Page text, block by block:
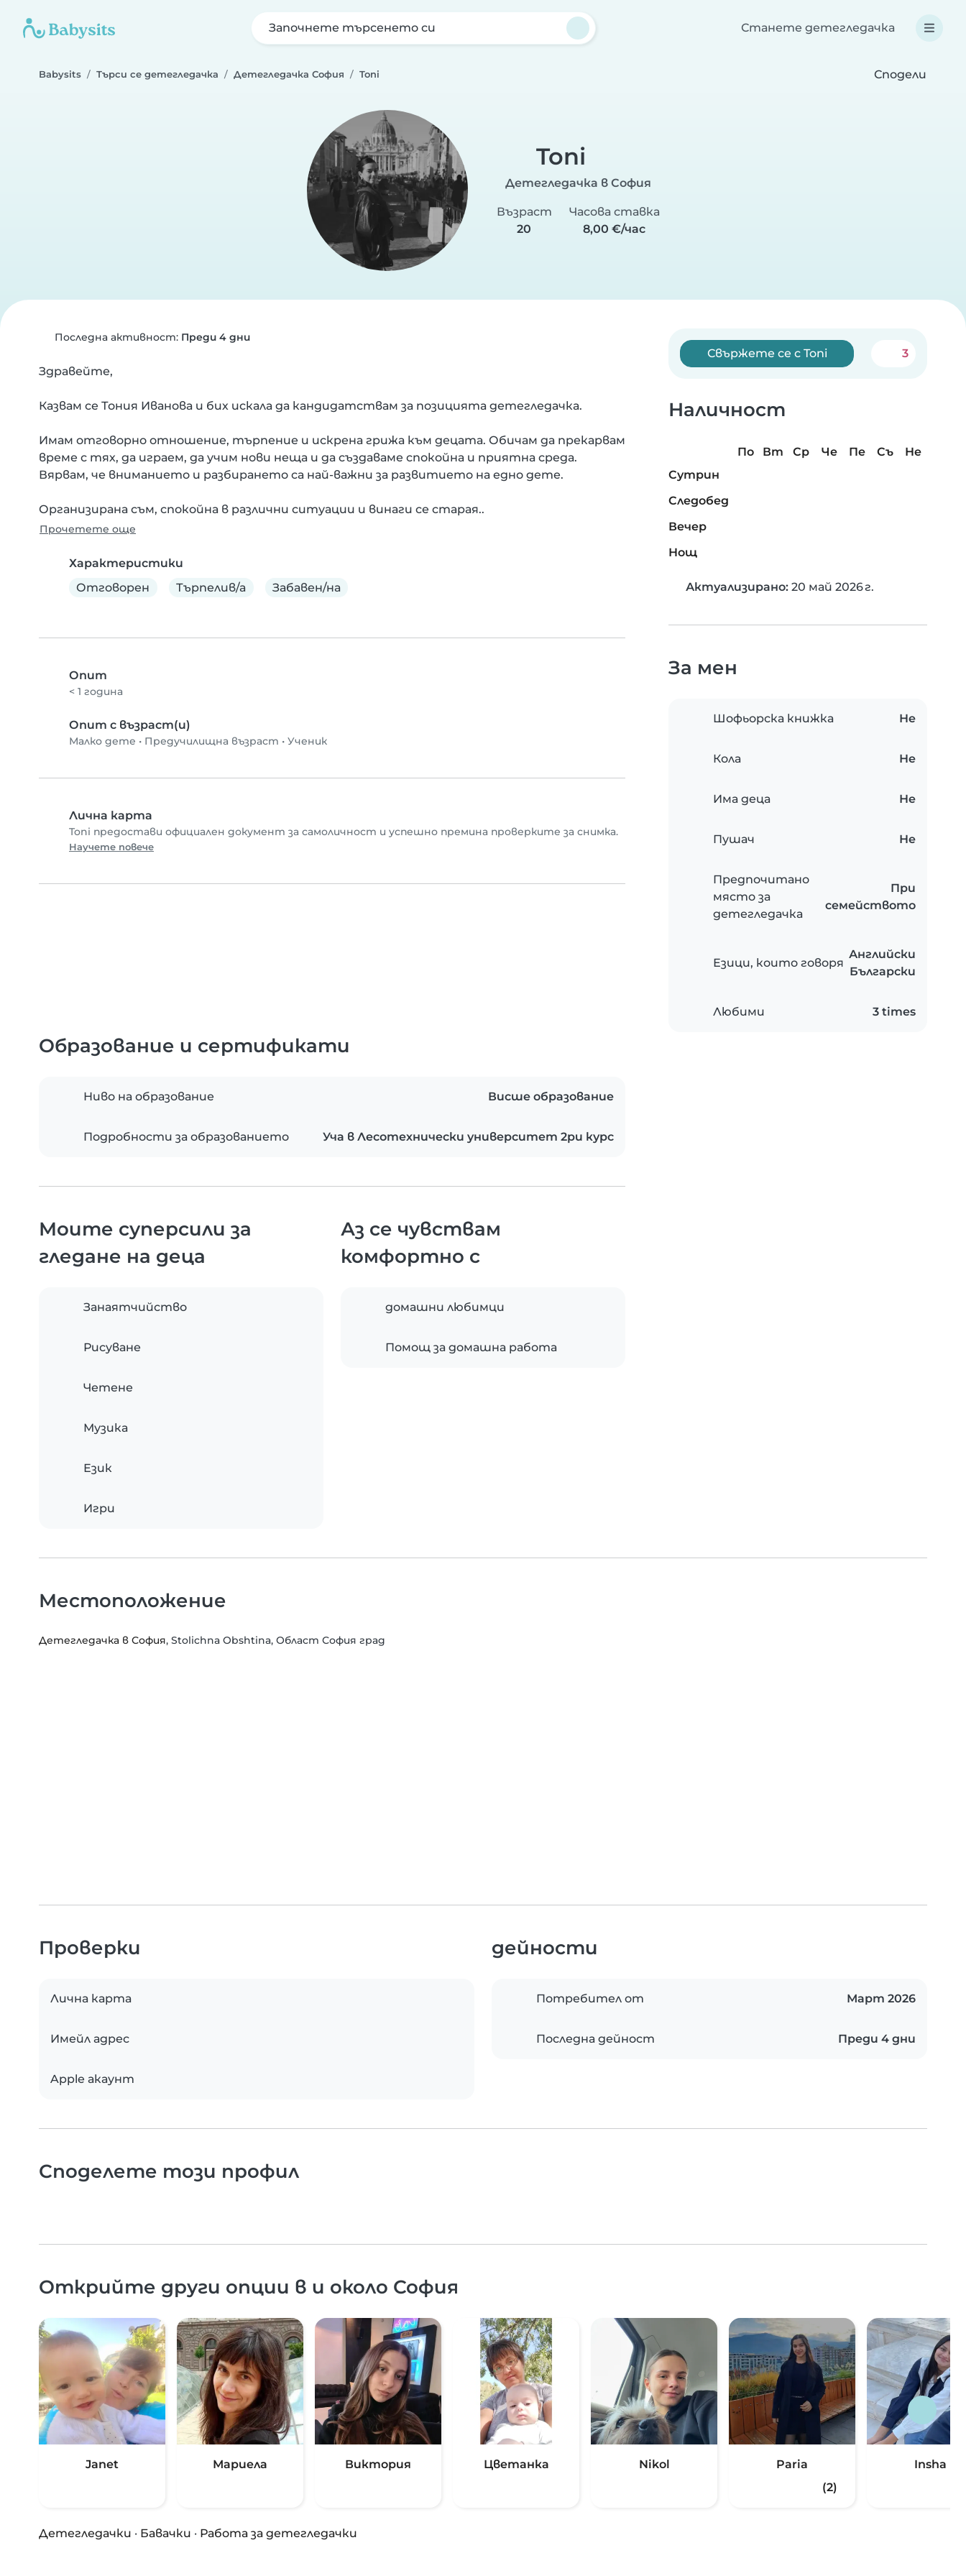
Започнете търсенето си Станете детегледачка
Babysits Търси се детегледачка Детегледачка София Toni Сподели
Toni
Детегледачка в София
Възраст
20
Часова ставка
8,00 €/час
Последна активност: Преди 4 дни
Здравейте,
Казвам се Тония Иванова и бих искала да кандидатствам за позицията детегледачка.
Имам отговорно отношение, търпение и искрена грижа към децата. Обичам да прекарвам
време с тях, да играем, да учим нови неща и да създаваме спокойна и приятна среда.
Вярвам, че вниманието и разбирането са най-важни за развитието на едно дете.
Организирана съм, спокойна в различни ситуации и винаги се старая..
Прочетете още
Характеристики
Отговорен
Търпелив/а Забавен/на
Опит
< 1 година
Опит с възраст(и)
Малко дете • Предучилищна възраст • Ученик
Лична карта
Toni предостави официален документ за самоличност и успешно премина проверките за снимка.
Научете повече
Свържете се с Toni 3
Наличност
По Вт Ср Че Пе Съ
Не
Сутрин
Следобед
Вечер
Нощ
Актуализирано: 20 май 2026 г.
За мен
Шофьорска книжка Не
Кола Не
Има деца Не
Пушач Не
Предпочитано
място за
детегледачка
При
семейството
Езици, които говоря
Английски
Български
Любими 3 times
Образование и сертификати
Ниво на образование Висше образование
Подробности за образованието Уча в Лесотехнически университет 2ри курс
Моите суперсили за
гледане на деца
Занаятчийство
Рисуване
Четене
Музика
Език
Игри
Аз се чувствам
комфортно с
домашни любимци
Помощ за домашна работа
Местоположение
Детегледачка в София, Stolichna Obshtina, Област София град
Проверки
Лична карта
Имейл адрес
Apple акаунт
дейности
Потребител от Март 2026
Последна дейност Преди 4 дни
Споделете този профил
Открийте други опции в и около София
Janet Мариела Виктория Цветанка Nikol
Paria
(2)
Insha
Детегледачки · Бавачки · Работа за детегледачки